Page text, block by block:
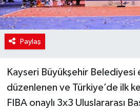
Paylaş
Kayseri Büyükşehir Belediyesi
düzenlenen ve Türkiye’de ilk
FIBA onaylı 3x3 Uluslararası